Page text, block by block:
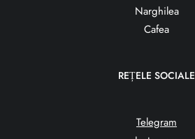
Narghilea
Cafea
REȚELE SOCIALE
Telegram